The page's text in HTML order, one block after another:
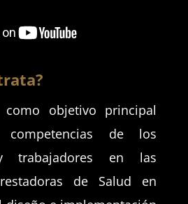
objetivo principal
competencias de los
trabajadores en las
de Salud en